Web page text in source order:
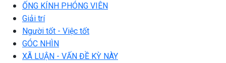
ỐNG KÍNH PHÓNG VIÊN
Giải trí
Người tốt - Việc tốt
GÓC NHÌN
XÃ LUẬN - VẤN ĐỀ KỲ NÀY